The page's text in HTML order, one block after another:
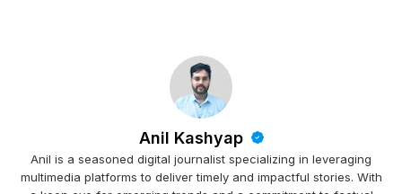
Anil Kashyap
Anil is a seasoned digital journalist specializing in leveraging
multimedia platforms to deliver timely and impactful stories. With